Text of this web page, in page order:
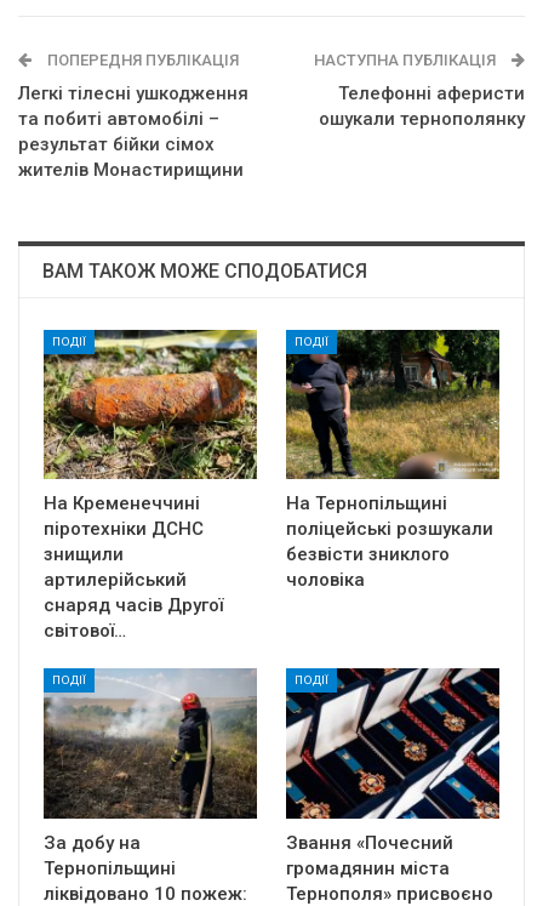
ПОПЕРЕДНЯ ПУБЛІКАЦІЯ
Легкі тілесні ушкодження
та побиті автомобілі –
результат бійки сімох
жителів Монастирищини
НАСТУПНА ПУБЛІКАЦІЯ
Телефонні аферисти
ошукали тернополянку
ВАМ ТАКОЖ МОЖЕ СПОДОБАТИСЯ
ПОДІЇ
На Кременеччині
піротехніки ДСНС
знищили
артилерійський
снаряд часів Другої
світової…
ПОДІЇ
На Тернопільщині
поліцейські розшукали
безвісти зниклого
чоловіка
ПОДІЇ
За добу на
Тернопільщині
ліквідовано 10 пожеж:
ПОДІЇ
Звання «Почесний
громадянин міста
Тернополя» присвоєно